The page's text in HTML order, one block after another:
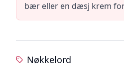
bær eller en dæsj krem
Nøkkelord